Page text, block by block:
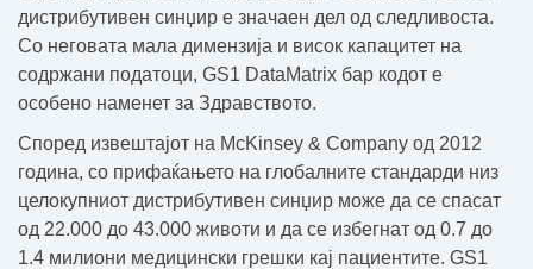
дистрибутивен синџир е значаен дел од следливоста.
Со неговата мала димензија и висок капацитет на
содржани податоци, GS1 DataMatrix бар кодот е
особено наменет за Здравството.
Според извештајот на McKinsey & Company од 2012
година, со прифаќањето на глобалните стандарди низ
целокупниот дистрибутивен синџир може да се спасат
од 22.000 до 43.000 животи и да се избегнат од 0.7 до
1.4 милиони медицински грешки кај пациентите. GS1